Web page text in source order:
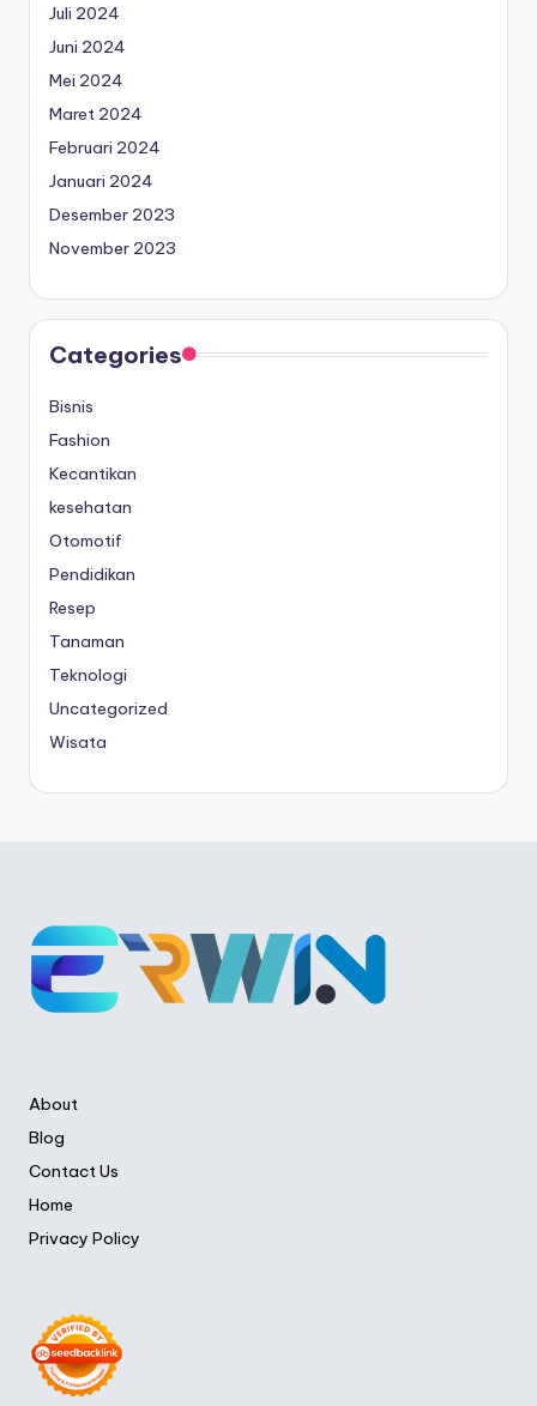
Juli 2024
Juni 2024
Mei 2024
Maret 2024
Februari 2024
Januari 2024
Desember 2023
November 2023
Categories
Bisnis
Fashion
Kecantikan
kesehatan
Otomotif
Pendidikan
Resep
Tanaman
Teknologi
Uncategorized
Wisata
About
Blog
Contact Us
Home
Privacy Policy